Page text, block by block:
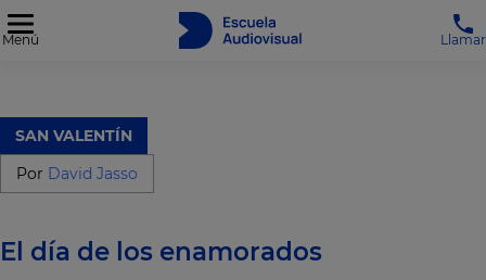
Menú Llamar
SAN VALENTÍN
Por David Jasso
El día de los enamorados